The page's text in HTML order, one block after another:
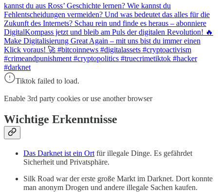
kannst du aus Ross’ Geschichte lernen? Wie kannst du
Fehlentscheidungen vermeiden? Und was bedeutet das alles für die
Zukunft des Internets? Schau rein und finde es heraus – abonniere
DigitalKompass jetzt und bleib am Puls der digitalen Revolution! 🔥
Make Digitalisierung Great Again – mit uns bist du immer einen
Klick voraus! 🚀 #bitcoinnews #digitalassets #cryptoactivism
#crimeandpunishment #cryptopolitics #truecrimetiktok #hacker
#darknet
Tiktok failed to load.
Enable 3rd party cookies or use another browser
Wichtige Erkenntnisse
Das Darknet ist ein Ort für illegale Dinge. Es gefährdet
Sicherheit und Privatsphäre.
Silk Road war der erste große Markt im Darknet. Dort konnte
man anonym Drogen und andere illegale Sachen kaufen.